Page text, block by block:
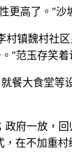
更高了。”沙
镇魏村社
”范玉存笑着
餐大食堂
府一放，
，在不加重